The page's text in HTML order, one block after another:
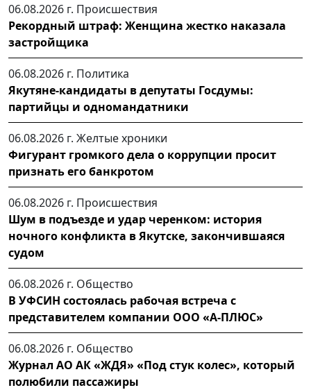
06.08.2026 г. Происшествия
Рекордный штраф: Женщина жестко наказала
застройщика
06.08.2026 г. Политика
Якутяне-кандидаты в депутаты Госдумы:
партийцы и одномандатники
06.08.2026 г. Желтые хроники
Фигурант громкого дела о коррупции просит
признать его банкротом
06.08.2026 г. Происшествия
Шум в подъезде и удар черенком: история
ночного конфликта в Якутске, закончившаяся
судом
06.08.2026 г. Общество
В УФСИН состоялась рабочая встреча с
представителем компании ООО «А-ПЛЮС»
06.08.2026 г. Общество
Журнал АО АК «ЖДЯ» «Под стук колес», который
полюбили пассажиры